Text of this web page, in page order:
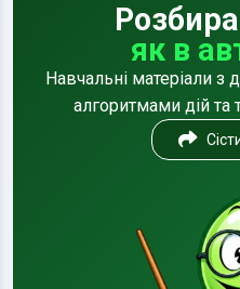
як в
Навчальні матеріали
алгоритмами дій